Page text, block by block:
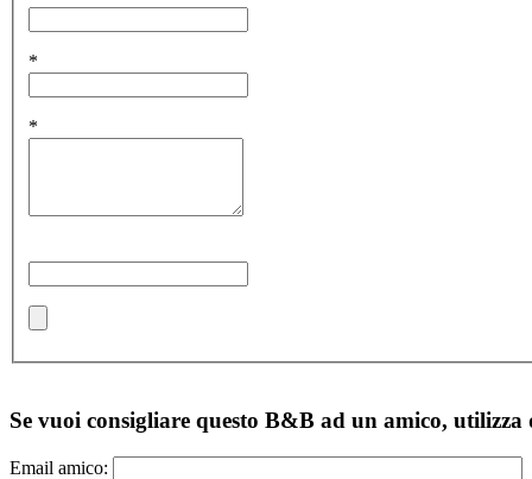
*
*
Se vuoi consigliare questo B&B ad un amico, utilizza
Email amico: